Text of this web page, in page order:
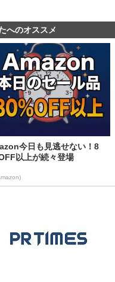
へのオススメ
今日も見逃せない！8
以上が続々登場